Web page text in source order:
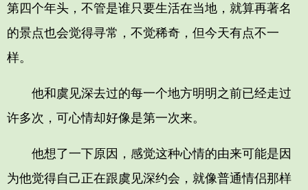
第四个年头，不管是谁只要生活在当地，就算再著名
的景点也会觉得寻常，不觉稀奇，但今天有点不一
样。
他和虞见深去过的每一个地方明明之前已经走过
许多次，可心情却好像是第一次来。
他想了一下原因，感觉这种心情的由来可能是因
为他觉得自己正在跟虞见深约会，就像普通情侣那样